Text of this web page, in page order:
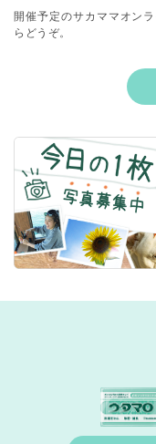
開催予定のサカママオン
らどうぞ。